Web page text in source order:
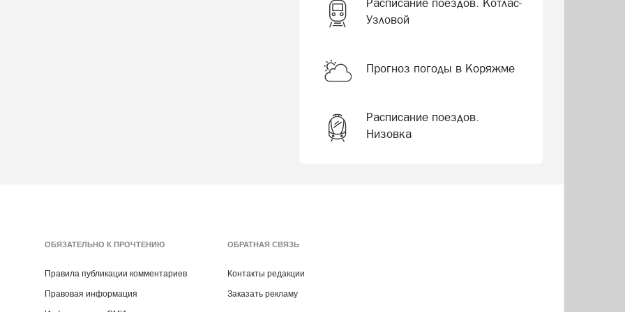
Узловой
Прогноз погоды в Коряжме
Расписание поездов.
Низовка
ОБЯЗАТЕЛЬНО К ПРОЧТЕНИЮ
Правила публикации комментариев
Правовая информация
ОБРАТНАЯ СВЯЗЬ
Контакты редакции
Заказать рекламу